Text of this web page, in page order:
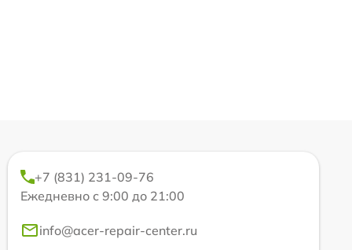
+7 (831) 231-09-76
Ежедневно с 9:00 до 21:00
info@acer-repair-center.ru